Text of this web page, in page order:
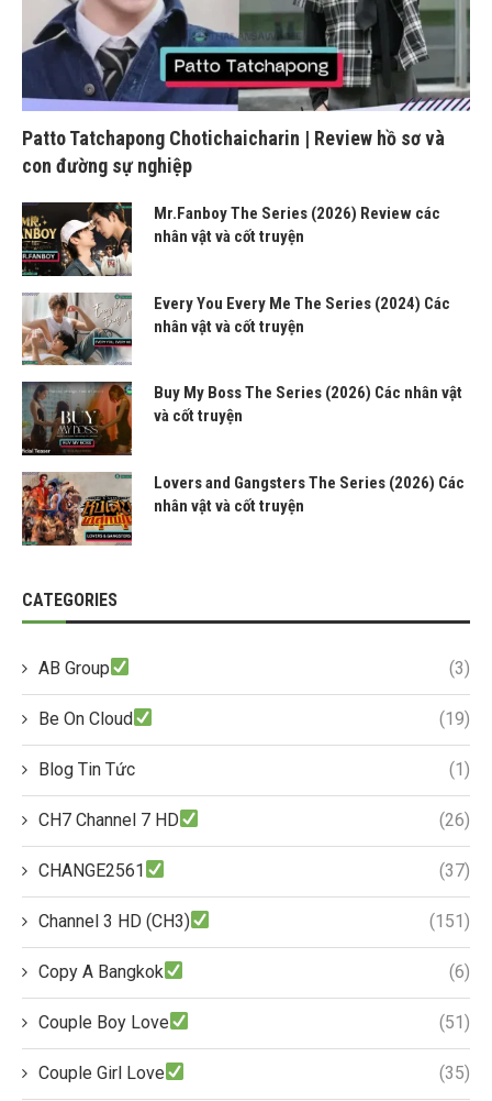
Patto Tatchapong Chotichaicharin | Review hồ sơ và
con đường sự nghiệp
Mr.Fanboy The Series (2026) Review các
nhân vật và cốt truyện
Every You Every Me The Series (2024) Các
nhân vật và cốt truyện
Buy My Boss The Series (2026) Các nhân vật
và cốt truyện
Lovers and Gangsters The Series (2026) Các
nhân vật và cốt truyện
CATEGORIES
AB Group (3)
Be On Cloud (19)
Blog Tin Tức (1)
CH7 Channel 7 HD (26)
CHANGE2561 (37)
Channel 3 HD (CH3) (151)
Copy A Bangkok (6)
Couple Boy Love (51)
Couple Girl Love (35)